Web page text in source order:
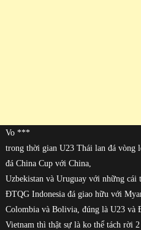
Vo ***
trong thời gian U23 Thái lan đá vòng
đá China Cup với China,
Uzbekistan và Uruguay với những cái
ĐTQG Indonesia đá giao hữu với
Colombia và Bolivia, đúng là U23 và
Vietnam thì thật sự là ko thể tách rời